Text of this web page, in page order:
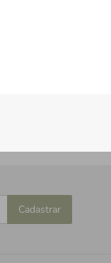
Cadastrar